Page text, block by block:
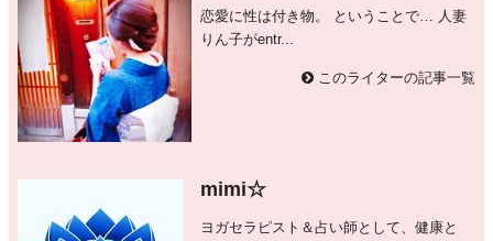
恋愛に性は付き物。 ということで… 人妻
りん子がentr...
このライターの記事一覧
mimi☆
ヨガセラピスト＆占い師として、健康と